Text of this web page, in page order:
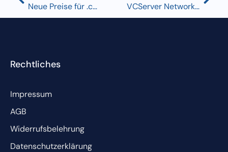
Neue Preise für .com .net .org .biz .info VCServer Network gewinnt den Titel Webhoster des Jahres 2024 in der Kategorie Managed-Server
Rechtliches
Impressum
AGB
Widerrufsbelehrung
Datenschutzerklärung